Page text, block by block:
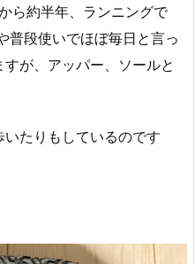
ら約半年、ランニングで
普段使いでほぼ毎日と言っ
が、アッパー、ソールと
たりもしているのです